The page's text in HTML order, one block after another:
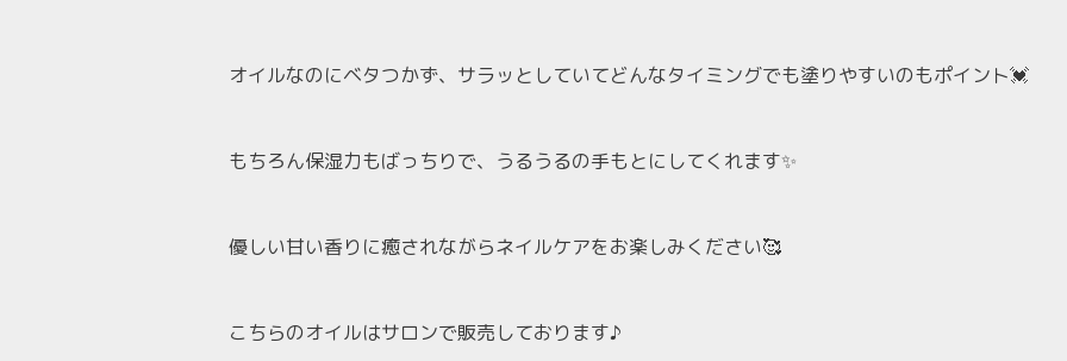
オイルなのにベタつかず、サラッとしていてどんなタイミングでも塗りやすいのもポイント💓
もちろん保湿力もばっちりで、うるうるの手もとにしてくれます✨
優しい甘い香りに癒されながらネイルケアをお楽しみください🥰
こちらのオイルはサロンで販売しております♪